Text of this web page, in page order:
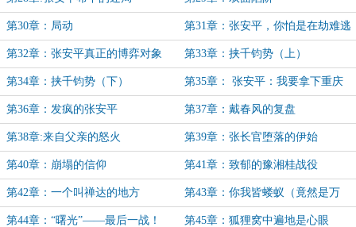
第30章：局动 第31章：张安平，你怕是在劫难逃
了！
第32章：张安平真正的博弈对象 第33章：挟千钧势（上）
第34章：挟千钧势（下） 第35章： 张安平：我要拿下重庆
站！
第36章：发疯的张安平 第37章：戴春风的复盘
第38章:来自父亲的怒火 第39章：张长官堕落的伊始
第40章：崩塌的信仰 第41章：致郁的豫湘桂战役
第42章：一个叫禅达的地方 第43章：你我皆蝼蚁（竟然是万
字！）
第44章：“曙光”——最后一战！ 第45章：狐狸窝中遍地是心眼